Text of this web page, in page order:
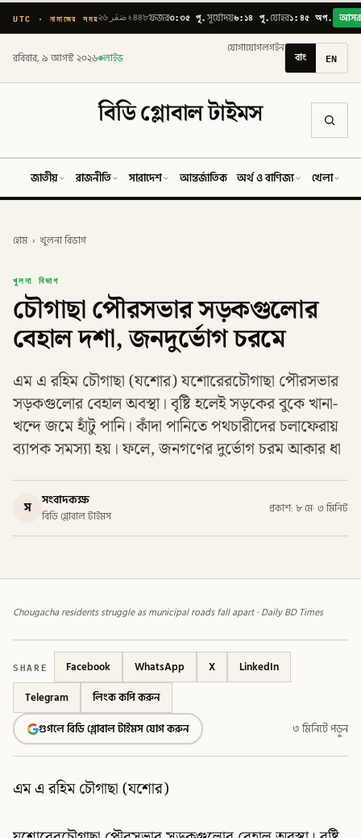
UTC · নামাজের সময় ২৬ صَفَر ১৪৪৮ফজর৩:৩৫ পূ.সূর্যোদয়৬:১৪ পূ.যোহর১:৪৫ অপ. আসর
রবিবার, ৯ আগস্ট ২০২৬ লাইভ
যোগাযোগলগইন
বাং EN
বিডি গ্লোবাল টাইমস
জাতীয় রাজনীতি সারাদেশ আন্তর্জাতিক অর্থ ও বাণিজ্য খেলা
হোম › খুলনা বিভাগ
খুলনা বিভাগ
চৌগাছা পৌরসভার সড়কগুলোর
বেহাল দশা, জনদুর্ভোগ চরমে
এম এ রহিম চৌগাছা (যশোর) যশোরেরচৌগাছা পৌরসভার
সড়কগুলোর বেহাল অবস্থা। বৃষ্টি হলেই সড়কের বুকে খানা-
খন্দে জমে হাঁটু পানি। কাঁদা পানিতে পথচারীদের চলাফেরায়
ব্যাপক সমস্যা হয়। ফলে, জনগণের দুর্ভোগ চরম আকার ধা
স সংবাদকক্ষ
বিডি গ্লোবাল টাইমস
প্রকাশ: ৮ মে· ৩ মিনিট
Chougacha residents struggle as municipal roads fall apart · Daily BD Times
SHARE Facebook WhatsApp X
LinkedIn
Telegram
লিংক কপি করুন
গুগলে বিডি গ্লোবাল টাইমস যোগ করুন
৩ মিনিটে পড়ুন
এম এ রহিম চৌগাছা (যশোর)